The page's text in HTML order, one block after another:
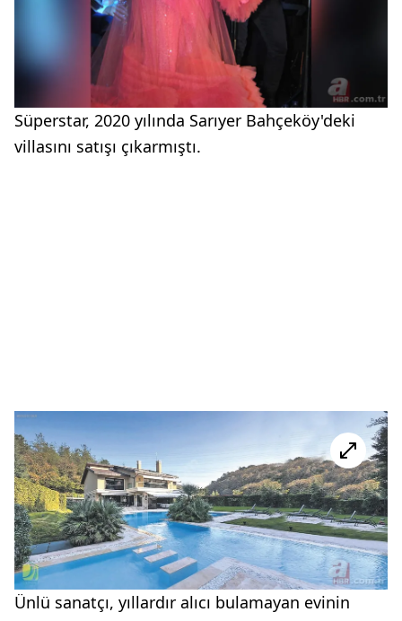
Süperstar, 2020 yılında Sarıyer Bahçeköy'deki
villasını satışı çıkarmıştı.
Ünlü sanatçı, yıllardır alıcı bulamayan evinin